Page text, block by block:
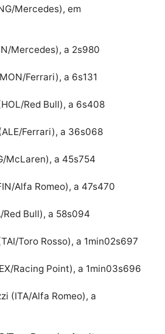
entrou na pista, pois os dois
Ricciardo e Hülkenberg
e Leclerc pelo menos
para Charles. Ele fez uma
do carro, logo após a
afirmou Leclerc.
final do GP da Austrália:
Mercedes), em
Mercedes), a 2s980
Ferrari), a 6s131